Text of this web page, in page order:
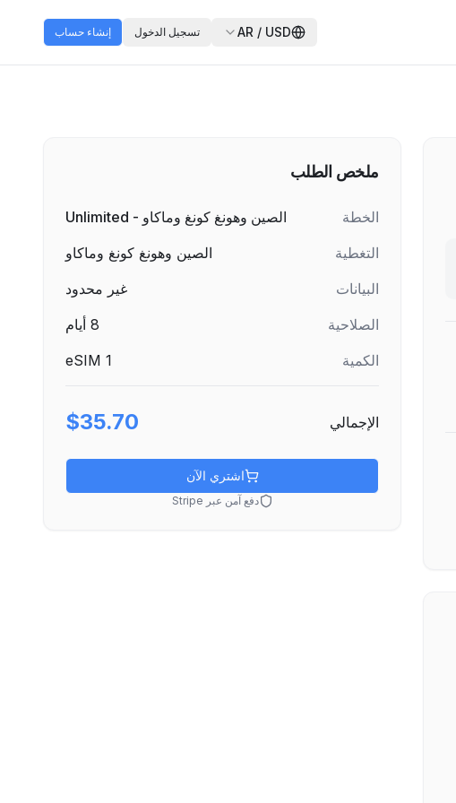
AR / USD تسجيل الدخول إنشاء حساب
ملخص الطلب
الخطة
الصين وهونغ كونغ وماكاو - Unlimited
التغطية
الصين وهونغ كونغ وماكاو
البيانات
غير محدود
الصلاحية
8 أيام
الكمية
1
الإجمالي $35.70
اشتري الآن
دفع آمن عبر Stripe